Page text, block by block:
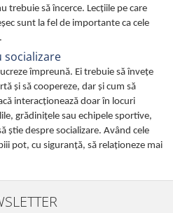
trebuie să încerce. Lecţiile pe care
sunt la fel de importante ca cele
socializare
împreună. Ei trebuie să învețe
și să coopereze, dar şi cum să
interacționează doar în locuri
grădiniţele sau echipele sportive,
știe despre socializare. Având cele
pot, cu siguranţă, să relaţioneze mai